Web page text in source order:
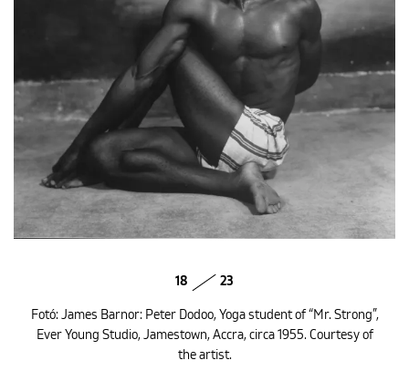
18 23
Fotó: James Barnor: Peter Dodoo, Yoga student of “Mr. Strong”,
Ever Young Studio, Jamestown, Accra, circa 1955. Courtesy of
the artist.